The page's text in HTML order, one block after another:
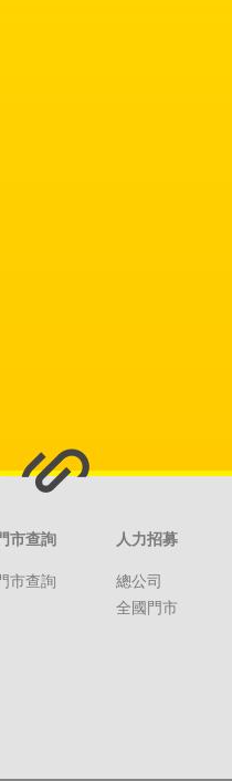
市查詢
市查詢
人力招募
總公司
全國門市